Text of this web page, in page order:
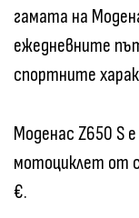
гамата на
ежедневните
спортните
Моденас Z650 S
мотоциклет от
€.